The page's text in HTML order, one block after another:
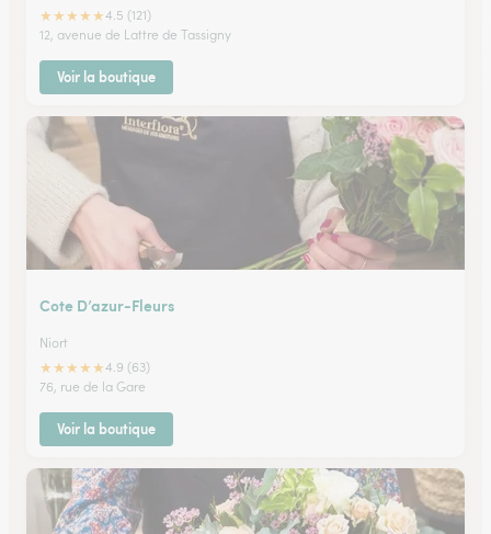
★★★★★4.5 (121)
12, avenue de Lattre de Tassigny
Voir la boutique
Cote D’azur-Fleurs
Niort
★★★★★4.9 (63)
76, rue de la Gare
Voir la boutique